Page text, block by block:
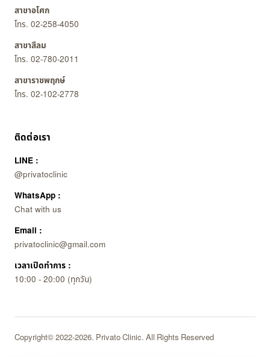
สาขาอโศก
โทร. 02-258-4050
สาขาสีลม
โทร. 02-780-2011
สาขาราชพฤกษ์
โทร. 02-102-2778
ติดต่อเรา
LINE :
@privatoclinic
WhatsApp :
Chat with us
Email :
privatoclinic@gmail.com
เวลาเปิดทำการ :
10:00 - 20:00 (ทุกวัน)
Copyright© 2022-2026. Privato Clinic. All Rights Reserved